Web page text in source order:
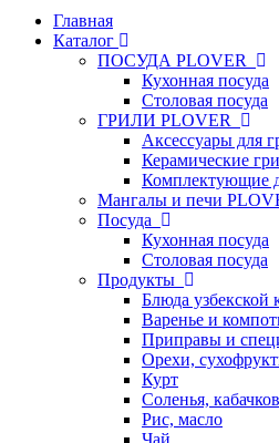
Главная
Каталог
ПОСУДА PLOVER
Кухонная посуда
Столовая посуда
ГРИЛИ PLOVER
Аксессуары для
Керамические
Комплектующие
Мангалы и печи
Посуда
Кухонная посуда
Столовая посуда
Продукты
Блюда узбекской
Варенье и
Приправы и
Орехи,
Курт
Соленья,
Рис, масло
Чай